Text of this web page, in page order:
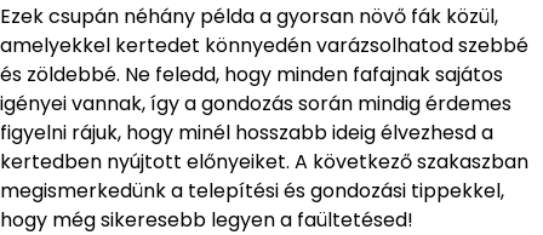
Ezek csupán néhány példa a gyorsan növő fák közül,
amelyekkel kertedet könnyedén varázsolhatod szebbé
és zöldebbé. Ne feledd, hogy minden fafajnak sajátos
igényei vannak, így a gondozás során mindig érdemes
figyelni rájuk, hogy minél hosszabb ideig élvezhesd a
kertedben nyújtott előnyeiket. A következő szakaszban
megismerkedünk a telepítési és gondozási tippekkel,
hogy még sikeresebb legyen a faültetésed!